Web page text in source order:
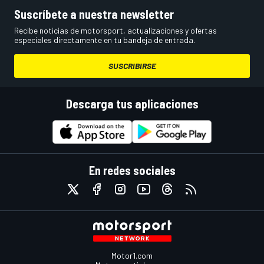
Suscríbete a nuestra newsletter
Recibe noticias de motorsport, actualizaciones y ofertas
especiales directamente en tu bandeja de entrada.
SUSCRIBIRSE
Descarga tus aplicaciones
En redes sociales
Motor1.com